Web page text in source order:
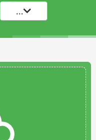
...